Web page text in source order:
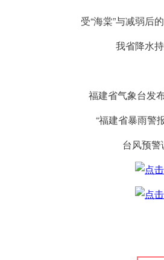
受“海棠”与减弱后
我省降水
福建省气象台发
“福建省暴雨警
台风预警